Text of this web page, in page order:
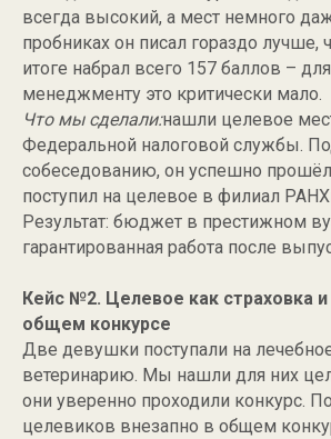
всегда высокий, а мест немного
пробниках он писал гораздо лучше,
итоге набрал всего 157 баллов –
менеджменту это критически мало.
Что мы сделали:нашли целевое
Федеральной налоговой службы.
собеседованию, он успешно
поступил на целевое в филиал
Результат: бюджет в престижном
гарантированная работа после
Кейс №2. Целевое как страховка
общем конкурсе
Две девушки поступали на
ветеринарию. Мы нашли для них
они уверенно проходили конкурс.
целевиков внезапно в общем